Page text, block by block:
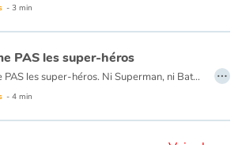
- 3 min
PAS les super-héros
J'aime PAS les super-héros. Ni Superman, ni Batman, ni doberman, ni frangipane, ni Jordan, qui crâne dans la cour de récré ! L'autre jour, il a même déclaré que son père était un super-héros en mission secrète. N'importe quoi !
- 4 min
…